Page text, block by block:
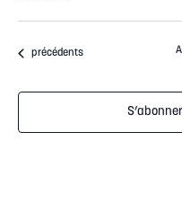
Évènements
précédents